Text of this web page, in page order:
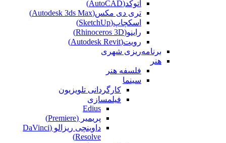
اتوکد(AutoCAD)
تری دی مکس(Autodesk 3ds Max)
اسکچاپ(SketchUp)
راینو(Rhinoceros 3D)
رویت(Autodesk Revit)
برنامه‌ریزی شهری
هنر
فلسفه هنر
سینما
کارگردانی تلویزیون
فیلمسازی
Edius
پریمیر (Premiere)
داوینچی ریزالو (DaVinci
Resolve)